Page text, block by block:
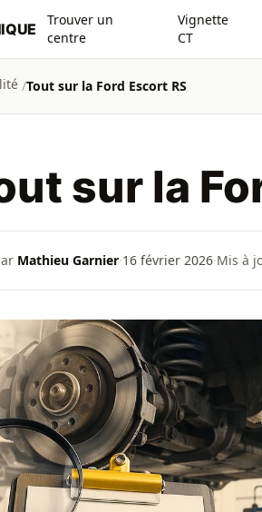
Trouver un
centre
Vignette
CT
/Tout sur la Ford Escort RS
sur la
Mathieu Garnier·16 février 2026·Mis à